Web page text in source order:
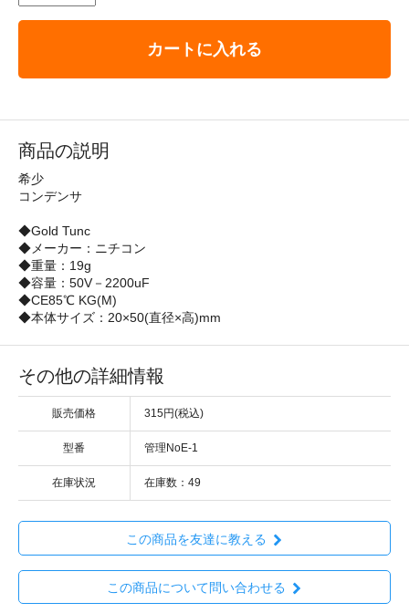
カートに入れる
商品の説明
希少
コンデンサ
◆Gold Tunc
◆メーカー：ニチコン
◆重量：19g
◆容量：50V－2200uF
◆CE85℃ KG(M)
◆本体サイズ：20×50(直径×高)mm
その他の詳細情報
販売価格 315円(税込)
型番 管理NoE-1
在庫状況 在庫数：49
この商品を友達に教える
この商品について問い合わせる